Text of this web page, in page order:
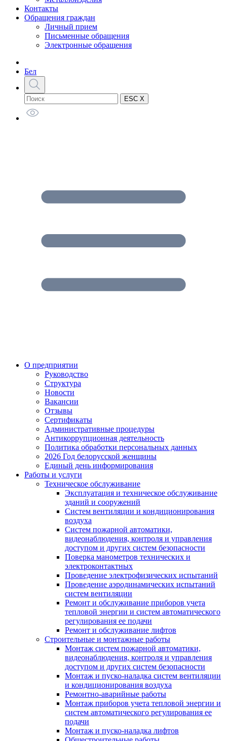
Контакты
Обращения граждан
Личный прием
Письменные обращения
Электронные обращения
Бел
ESC X
О предприятии
Руководство
Структура
Новости
Вакансии
Отзывы
Сертификаты
Административные процедуры
Антикоррупционная деятельность
Политика обработки персональных данных
2026 Год белорусской женщины
Единый день информирования
Работы и услуги
Техническое обслуживание
Эксплуатация и техническое обслуживание
зданий и сооружений
Систем вентиляции и кондиционирования
воздуха
Систем пожарной автоматики,
видеонаблюдения, контроля и управления
доступом и других систем безопасности
Поверка манометров технических и
электроконтактных
Проведение электрофизических испытаний
Проведение аэродинамических испытаний
систем вентиляции
Ремонт и обслуживание приборов учета
тепловой энергии и систем автоматического
регулирования ее подачи
Ремонт и обслуживание лифтов
Строительные и монтажные работы
Монтаж систем пожарной автоматики,
видеонаблюдения, контроля и управления
доступом и других систем безопасности
Монтаж и пуско-наладка систем вентиляции
и кондиционирования воздуха
Ремонтно-аварийные работы
Монтаж приборов учета тепловой энергии и
систем автоматического регулирования ее
подачи
Монтаж и пуско-наладка лифтов